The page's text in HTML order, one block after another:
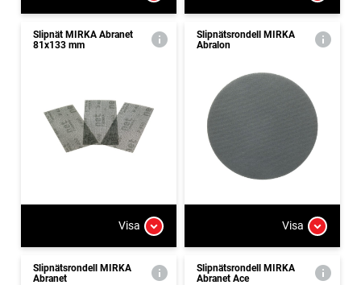
Slipnät MIRKA Abranet
81x133 mm
Visa
Slipnätsrondell MIRKA
Abralon
Visa
Slipnätsrondell MIRKA
Abranet
Slipnätsrondell MIRKA
Abranet Ace